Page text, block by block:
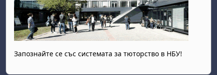
Запознайте се със системата за тюторство в НБУ!